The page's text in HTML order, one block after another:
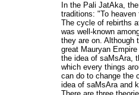
In the Pali JatAka,
traditions: "To
The cycle of rebirths
was well-known
they are on. Although
great Mauryan
the idea of saMsAra,
which every things
can do to change the
idea of saMsAra and